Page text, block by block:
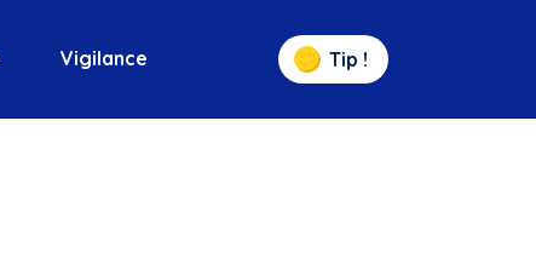
Vigilance Tip !